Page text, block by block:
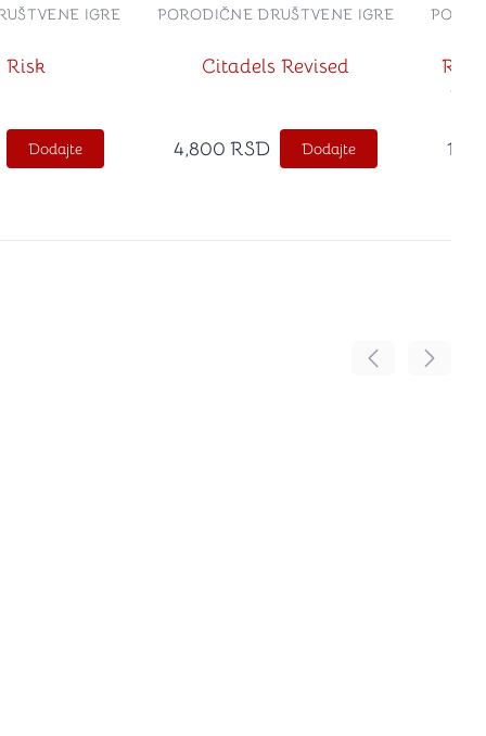
Risk
IGRE
Dodajte
Citadels Revised
PORODIČNE DRUŠTVENE IGRE
4,800 RSD Dodajte
Pomeranje